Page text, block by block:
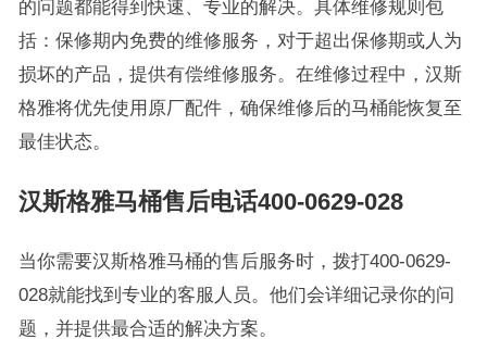
的问题都能得到快速、专业的解决。具体维修规则包
括：保修期内免费的维修服务，对于超出保修期或人为
损坏的产品，提供有偿维修服务。在维修过程中，汉斯
格雅将优先使用原厂配件，确保维修后的马桶能恢复至
最佳状态。
汉斯格雅马桶售后电话400-0629-028
当你需要汉斯格雅马桶的售后服务时，拨打400-0629-
028就能找到专业的客服人员。他们会详细记录你的问
题，并提供最合适的解决方案。